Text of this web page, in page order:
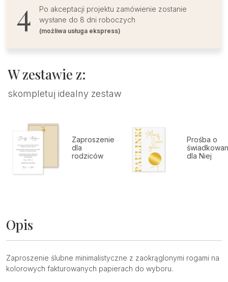
Po akceptacji projektu zamówienie zostanie
wysłane do 8 dni roboczych
(możliwa usługa ekspress)
W zestawie z:
skompletuj idealny zestaw
Zaproszenie
dla
rodziców
Prośba o
dla Niej
Opis
Zaproszenie ślubne minimalistyczne z zaokrąglonymi rogami na
kolorowych fakturowanych papierach do wyboru.